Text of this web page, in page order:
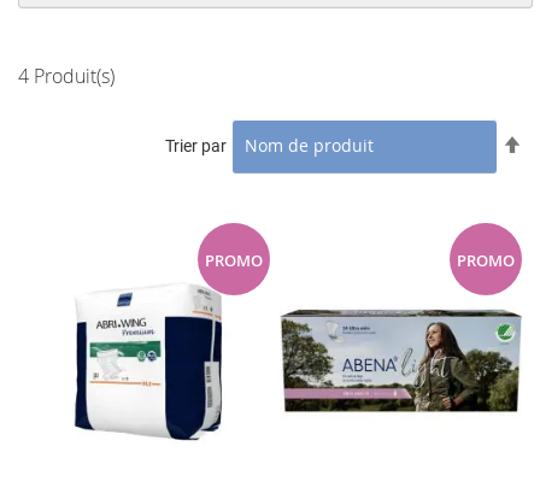
4 Produit(s)
Trier par
PROMO PROMO